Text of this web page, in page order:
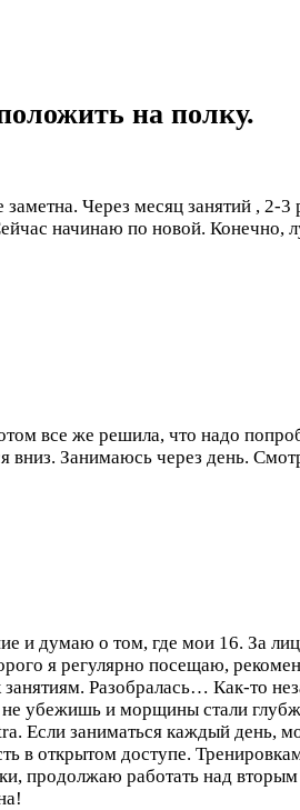
на полку.
заметна. Через месяц занятий ,
начинаю по новой.
все же решила, что надо
вниз. Занимаюсь через день.
и думаю о том, где мои 16. За
я регулярно посещаю,
Разобралась… Как-то
убежишь и морщины стали
Если заниматься каждый день,
в открытом доступе.
продолжаю работать над